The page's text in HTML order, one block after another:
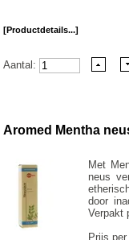
[Productdetails...]
Aantal:
Aromed Mentha
Met
neus
door
Verpakt
Prijs